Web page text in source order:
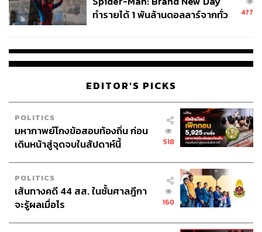
ทำรายได้ 1 พันล้านดอลลาร์จากทั่ว
477
EDITOR'S PICKS
POLITICS
มหากาพย์โกงข้อสอบท้องถิ่น ก่อน
เดินหน้าสู่จุดจบในสัปดาห์นี้
518
POLITICS
เส้นทางคดี 44 สส. ในชั้นศาลฎีกา
จะรู้ผลเมื่อไร
160